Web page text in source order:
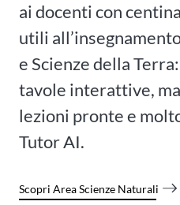
ai docenti con
utili
e Scienze della
tavole interattive,
lezioni pronte e
Tutor AI.
Scopri Area Scienze Naturali